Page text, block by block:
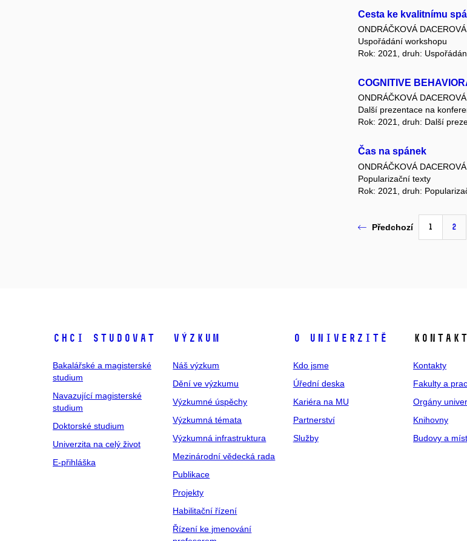
Cesta ke kvalitnímu
ONDRÁČKOVÁ
Uspořádání workshopu
Rok: 2021, druh:
COGNITIVE
ONDRÁČKOVÁ
Další prezentace na
Rok: 2021, druh: Další
Čas na spánek
ONDRÁČKOVÁ
Popularizační texty
Rok: 2021, druh:
Předchozí 1 2
Chci studovat
Bakalářské a magisterské
studium
Navazující magisterské
studium
Doktorské studium
Univerzita na celý život
E-přihláška
Výzkum
Náš výzkum
Dění ve výzkumu
Výzkumné úspěchy
Výzkumná témata
Výzkumná infrastruktura
Mezinárodní vědecká rada
Publikace
Projekty
Habilitační řízení
Řízení ke jmenování
O univerzitě
Kdo jsme
Úřední deska
Kariéra na MU
Partnerství
Služby
Kontakty
Fakulty a
Orgány
Knihovny
Budovy a